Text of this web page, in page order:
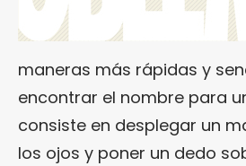
maneras más rápidas y
encontrar el nombre para
consiste en desplegar un
los ojos y poner un dedo